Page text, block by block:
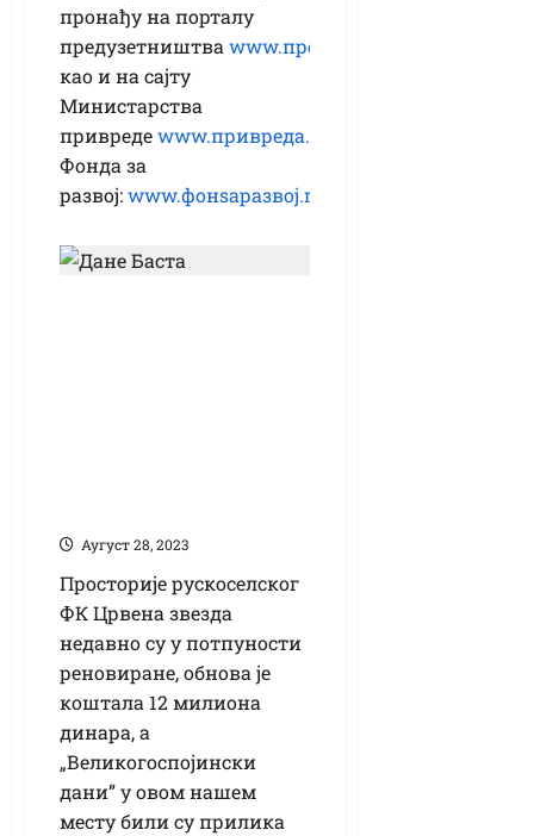
пронађу на порталу
предузетништва www.предузетниство.гов.рс
као и на сајту
Министарства
привредеwww.привреда.гов.рс
Фонда за
развој:www.фонѕаразвој.гов.рс
Аугуст 28, 2023
Просторије рускоселског
ФК Црвена звезда
недавно су у потпуности
реновиране, обнова је
коштала 12 милиона
динара, а
„Великогоспојински
дани” у овом нашем
месту били су прилика